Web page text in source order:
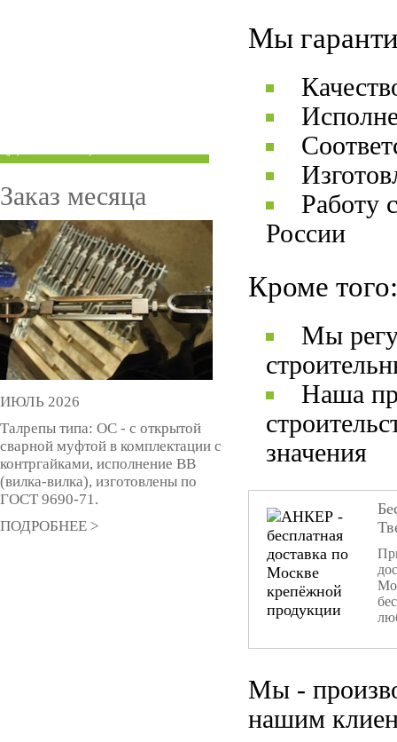
Мы
Работу
России
Кроме того:
Мы
Наша
значения
Мы -
нашим
Заказ месяца
ИЮЛЬ 2026
Талрепы типа: ОС - с открытой
сварной муфтой в комплектации с
контргайками, исполнение ВВ
(вилка-вилка), изготовлены по
ГОСТ 9690-71.
ПОДРОБНЕЕ >